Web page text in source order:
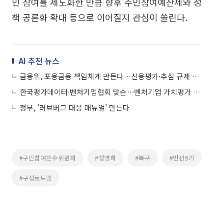
책 공론화 확대 등으로 이어질지 관심이 쏠린다.
AI 추천 뉴스
금융위, 포용금융 책임체계 만든다…신용평가·추심 규제 손질
한국평가데이터·벤처기업협회 맞손⋯벤처기업 가치평가 체계 만든다
정부, '러브버그 대응 매뉴얼' 만든다
#구민참여인수위원회 #정명희 #북구 #민선9기
#구정로드맵